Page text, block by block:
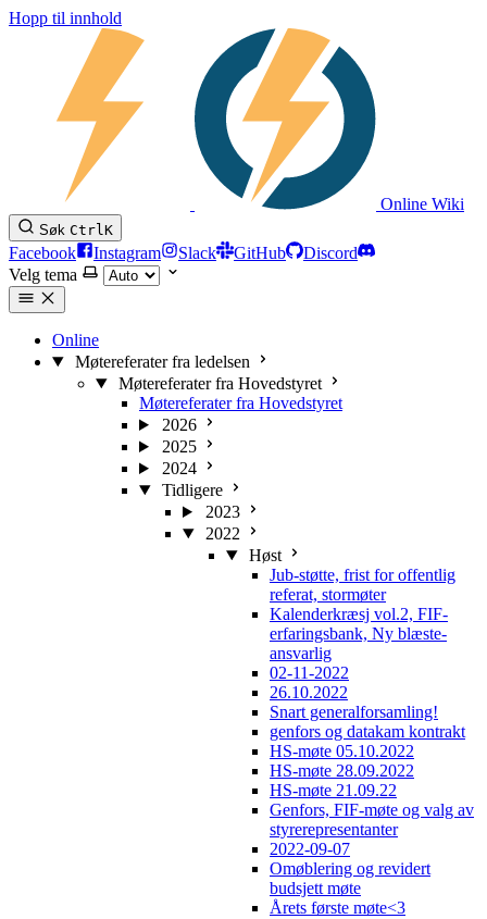
Hopp til innhold
Online Wiki
Søk CtrlK
Facebook Instagram Slack GitHub
Discord
Velg tema
Online
Møtereferater fra ledelsen
Møtereferater fra Hovedstyret
Møtereferater fra Hovedstyret
2026
2025
2024
Tidligere
2023
2022
Høst
Jub-støtte, frist for offentlig
referat, stormøter
Kalenderkræsj vol.2, FIF-
erfaringsbank, Ny blæste-
ansvarlig
02-11-2022
26.10.2022
Snart generalforsamling!
genfors og datakam kontrakt
HS-møte 05.10.2022
HS-møte 28.09.2022
HS-møte 21.09.22
Genfors, FIF-møte og valg av
styrerepresentanter
2022-09-07
Omøblering og revidert
budsjett møte
Årets første møte<3